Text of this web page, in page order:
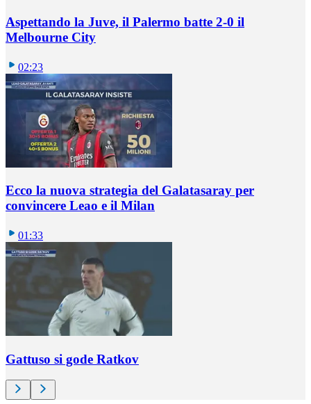
Aspettando la Juve, il Palermo batte 2-0 il
Melbourne City
02:23
Ecco la nuova strategia del Galatasaray per
convincere Leao e il Milan
01:33
Gattuso si gode Ratkov